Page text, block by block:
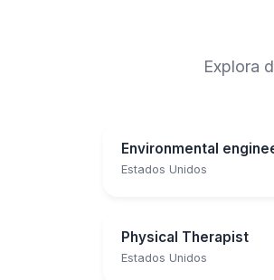
Explora
Environmental
Estados Unidos
Physical Therapist
Estados Unidos